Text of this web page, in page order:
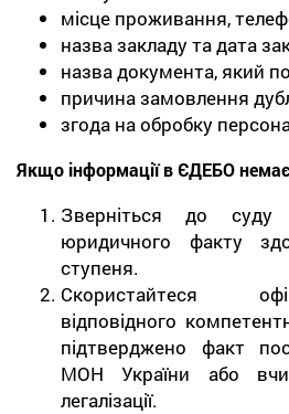
місце проживання,
назва закладу та дата
назва документа, який
причина замовлення
згода на обробку
Якщо інформації в ЄДЕБО
Зверніться до суду
юридичного факту
ступеня.
Скористайтеся
відповідного
підтверджено факт
МОН України або
легалізації.